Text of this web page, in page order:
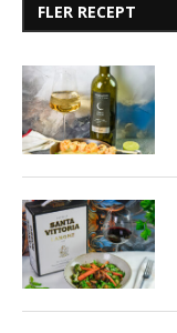
FLER RECEPT